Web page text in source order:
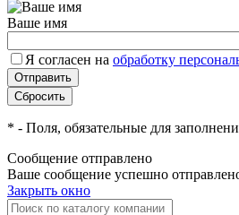
Ваше имя
Я согласен на обработку
* - Поля, обязательные для
Сообщение отправлено
Ваше сообщение успешно
Закрыть окно